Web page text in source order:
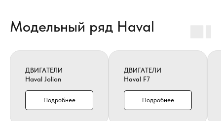
Модельный ряд Haval
ДВИГАТЕЛИ
Haval Jolion
Подробнее
ДВИГАТЕЛИ
Haval F7
Подробнее